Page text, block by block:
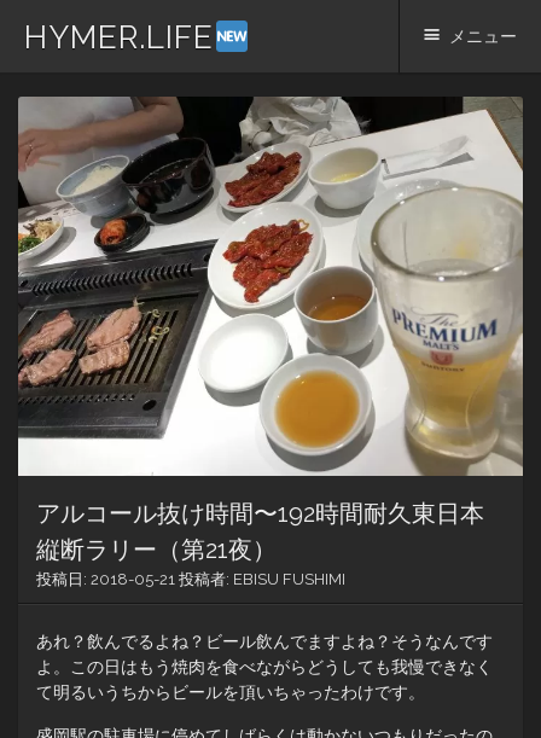
HYMER.LIFE メニュー
コ
ン
テ
ン
ツ
へ
ス
キ
ッ
プ
アルコール抜け時間〜192時間耐久東日本
縦断ラリー（第21夜）
投稿日: 2018-05-21 投稿者: EBISU FUSHIMI
あれ？飲んでるよね？ビール飲んでますよね？そうなんです
よ。この日はもう焼肉を食べながらどうしても我慢できなく
て明るいうちからビールを頂いちゃったわけです。